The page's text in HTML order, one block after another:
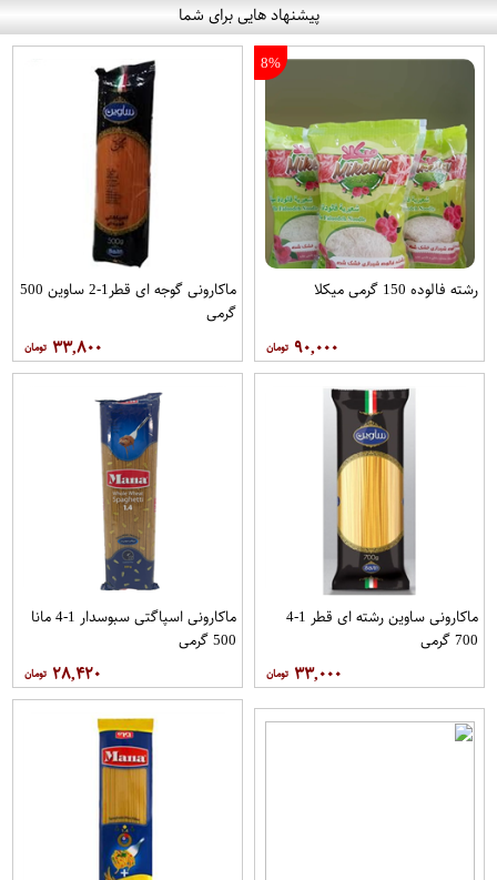
پیشنهاد هایی برای شما
8%
رشته فالوده 150 گرمی میکلا
۹۰,۰۰۰
ماکارونی گوجه ای قطر1-2 ساوین 500
گرمی
۳۳,۸۰۰
ماکارونی ساوین رشته ای قطر 1-4
700 گرمی
۳۳,۰۰۰
ماکارونی اسپاگتی سبوسدار 1-4 مانا
500 گرمی
۲۸,۴۲۰